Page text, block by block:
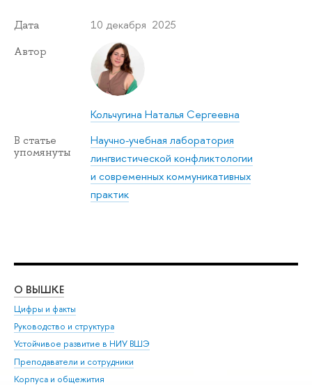
Дата 10 декабря 2025
Автор
Кольчугина Наталья Сергеевна
В статье
упомянуты
Научно-учебная лаборатория
лингвистической конфликтологии
и современных коммуникативных
практик
О ВЫШКЕ
Цифры и факты
Руководство и структура
Устойчивое развитие в НИУ ВШЭ
Преподаватели и сотрудники
Корпуса и общежития